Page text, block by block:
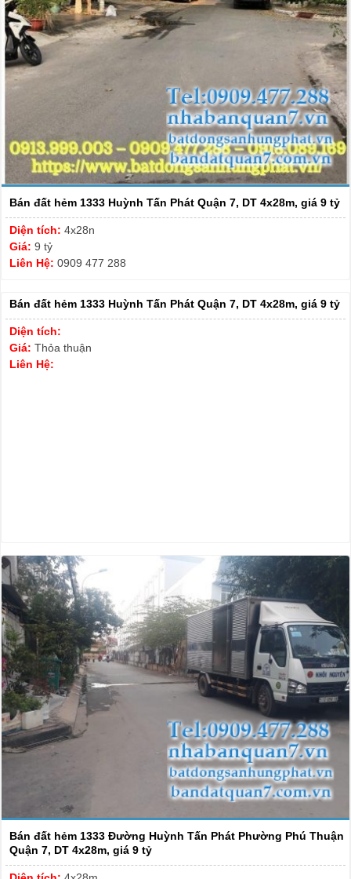
Bán đất hẻm 1333 Huỳnh Tấn Phát Quận 7, DT 4x28m, giá 9 tỷ
Diện tích: 4x28n
Giá: 9 tỷ
Liên Hệ: 0909 477 288
Bán đất hẻm 1333 Huỳnh Tấn Phát Quận 7, DT 4x28m, giá 9 tỷ
Diện tích:
Giá: Thỏa thuận
Liên Hệ:
Bán đất hẻm 1333 Đường Huỳnh Tấn Phát Phường Phú Thuận
Quận 7, DT 4x28m, giá 9 tỷ